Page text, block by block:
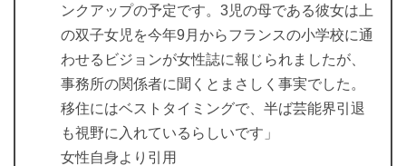
ンクアップの予定です。3児の母である彼女は上
の双子女児を今年9月からフランスの小学校に通
わせるビジョンが女性誌に報じられましたが、
事務所の関係者に聞くとまさしく事実でした。
移住にはベストタイミングで、半ば芸能界引退
も視野に入れているらしいです」
女性自身より引用